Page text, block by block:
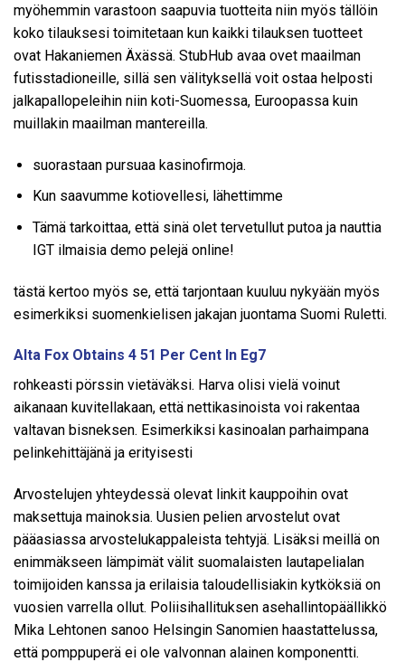
myöhemmin varastoon saapuvia tuotteita niin myös tällöin
koko tilauksesi toimitetaan kun kaikki tilauksen tuotteet
ovat Hakaniemen Äxässä. StubHub avaa ovet maailman
futisstadioneille, sillä sen välityksellä voit ostaa helposti
jalkapallopeleihin niin koti-Suomessa, Euroopassa kuin
muillakin maailman mantereilla.
suorastaan pursuaa kasinofirmoja.
Kun saavumme kotiovellesi, lähettimme
Tämä tarkoittaa, että sinä olet tervetullut putoa ja nauttia
IGT ilmaisia demo pelejä online!
tästä kertoo myös se, että tarjontaan kuuluu nykyään myös
esimerkiksi suomenkielisen jakajan juontama Suomi Ruletti.
Alta Fox Obtains 4 51 Per Cent In Eg7
rohkeasti pörssin vietäväksi. Harva olisi vielä voinut
aikanaan kuvitellakaan, että nettikasinoista voi rakentaa
valtavan bisneksen. Esimerkiksi kasinoalan parhaimpana
pelinkehittäjänä ja erityisesti
Arvostelujen yhteydessä olevat linkit kauppoihin ovat
maksettuja mainoksia. Uusien pelien arvostelut ovat
pääasiassa arvostelukappaleista tehtyjä. Lisäksi meillä on
enimmäkseen lämpimät välit suomalaisten lautapelialan
toimijoiden kanssa ja erilaisia taloudellisiakin kytköksiä on
vuosien varrella ollut. Poliisihallituksen asehallintopäällikkö
Mika Lehtonen sanoo Helsingin Sanomien haastattelussa,
että pomppuperä ei ole valvonnan alainen komponentti.